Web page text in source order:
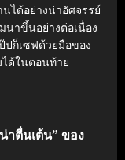
นได้อย่างน่าอัศจรรย์
าขึ้นอย่างต่อเนื่อง
ปก็เซฟด้วยมือของ
ได้ในตอนท้าย
าตื่นเต้น” ของ